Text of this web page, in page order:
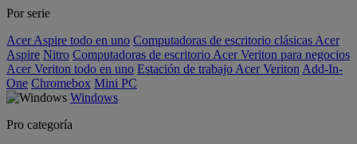
Por serie
Acer Aspire todo en uno Computadoras de escritorio clásicas Acer
Aspire Nitro Computadoras de escritorio Acer Veriton para negocios
Acer Veriton todo en uno Estación de trabajo Acer Veriton Add-In-
One Chromebox Mini PC
Windows
Pro categoría